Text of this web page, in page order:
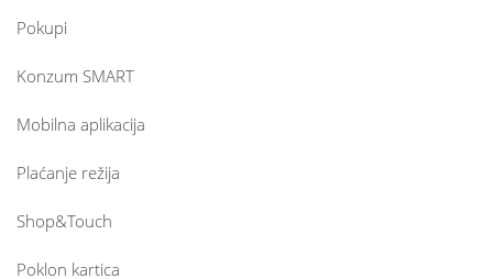
Pokupi
Konzum SMART
Mobilna aplikacija
Plaćanje režija
Shop&Touch
Poklon kartica